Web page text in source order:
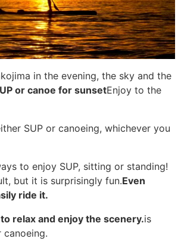
in the evening, the sky and the
or canoe for sunsetEnjoy to the
SUP or canoeing, whichever you
to enjoy SUP, sitting or standing!
but it is surprisingly fun.Even
ride it.
relax and enjoy the scenery.is
canoeing.